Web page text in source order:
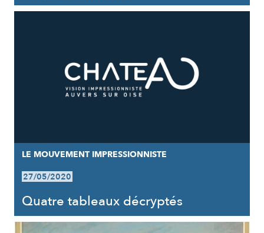
LE MOUVEMENT IMPRESSIONNISTE
27/05/2020
Quatre tableaux décryptés